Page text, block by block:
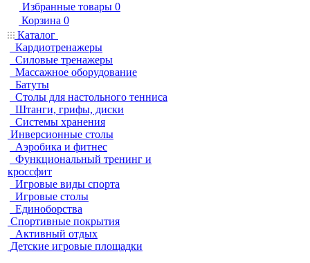
Избранные товары 0
Корзина 0
Каталог
Кардиотренажеры
Силовые тренажеры
Массажное оборудование
Батуты
Столы для настольного тенниса
Штанги, грифы, диски
Системы хранения
Инверсионные столы
Аэробика и фитнес
Функциональный тренинг и
кроссфит
Игровые виды спорта
Игровые столы
Единоборства
Спортивные покрытия
Активный отдых
Детские игровые площадки